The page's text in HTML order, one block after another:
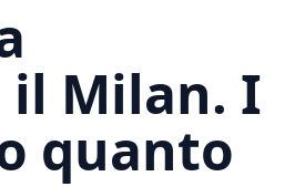
Milan. I
quanto